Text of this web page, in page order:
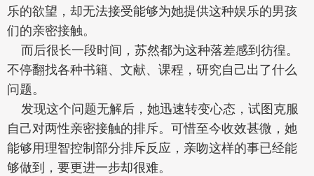
乐的欲望，却无法接受能够为她提供这种娱乐的男孩
们的亲密接触。
而后很长一段时间，苏然都为这种落差感到彷徨。
不停翻找各种书籍、文献、课程，研究自己出了什么
问题。
发现这个问题无解后，她迅速转变心态，试图克服
自己对两性亲密接触的排斥。可惜至今收效甚微，她
能够用理智控制部分排斥反应，亲吻这样的事已经能
够做到，要更进一步却很难。